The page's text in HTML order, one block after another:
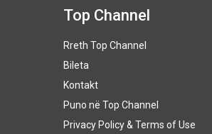
Top Channel
Rreth Top Channel
Bileta
Kontakt
Puno në Top Channel
Privacy Policy & Terms of Use